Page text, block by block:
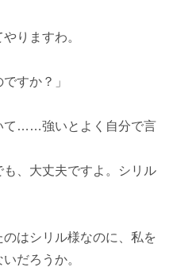
りますわ。
すか？」
て……強いとよく自分で言
、大丈夫ですよ。シリル
はシリル様なのに、私を
だろうか。